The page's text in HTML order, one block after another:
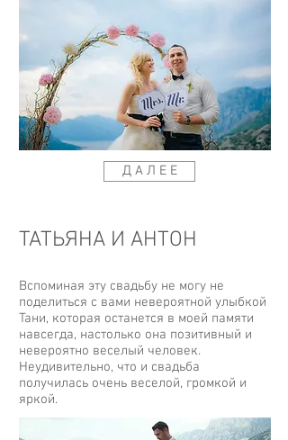
Д А Л Е Е
ТАТЬЯНА И АНТОН
Вспоминая эту свадьбу не могу не
поделиться с вами невероятной улыбкой
Тани, которая останется в моей памяти
навсегда, настолько она позитивный и
невероятно веселый человек.
Неудивительно, что и свадьба
получилась очень веселой, громкой и
яркой.